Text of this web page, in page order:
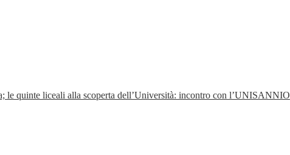
le quinte liceali alla scoperta dell’Università: incontro con l’UNISANNIO